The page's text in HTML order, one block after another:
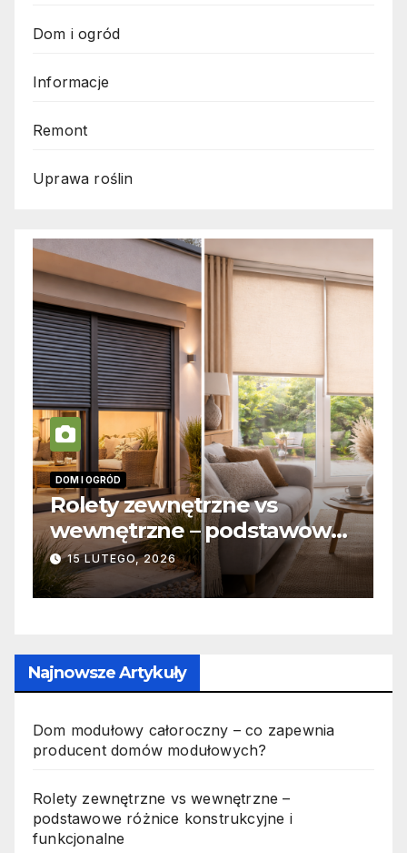
Dom i ogród
Informacje
Remont
Uprawa roślin
vs
i
INFORMACJE
Zabicie owada a
odpowiedzialność
jak wygląda to w
19 PAŹDZIERNIKA, 2025
Najnowsze Artykuły
Dom modułowy całoroczny – co zapewnia
producent domów modułowych?
Rolety zewnętrzne vs wewnętrzne –
podstawowe różnice konstrukcyjne i
funkcjonalne